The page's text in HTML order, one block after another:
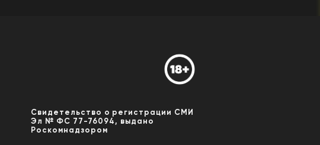
Свидетельство о регистрации СМИ
Эл № ФС 77-76094, выдано
Роскомнадзором